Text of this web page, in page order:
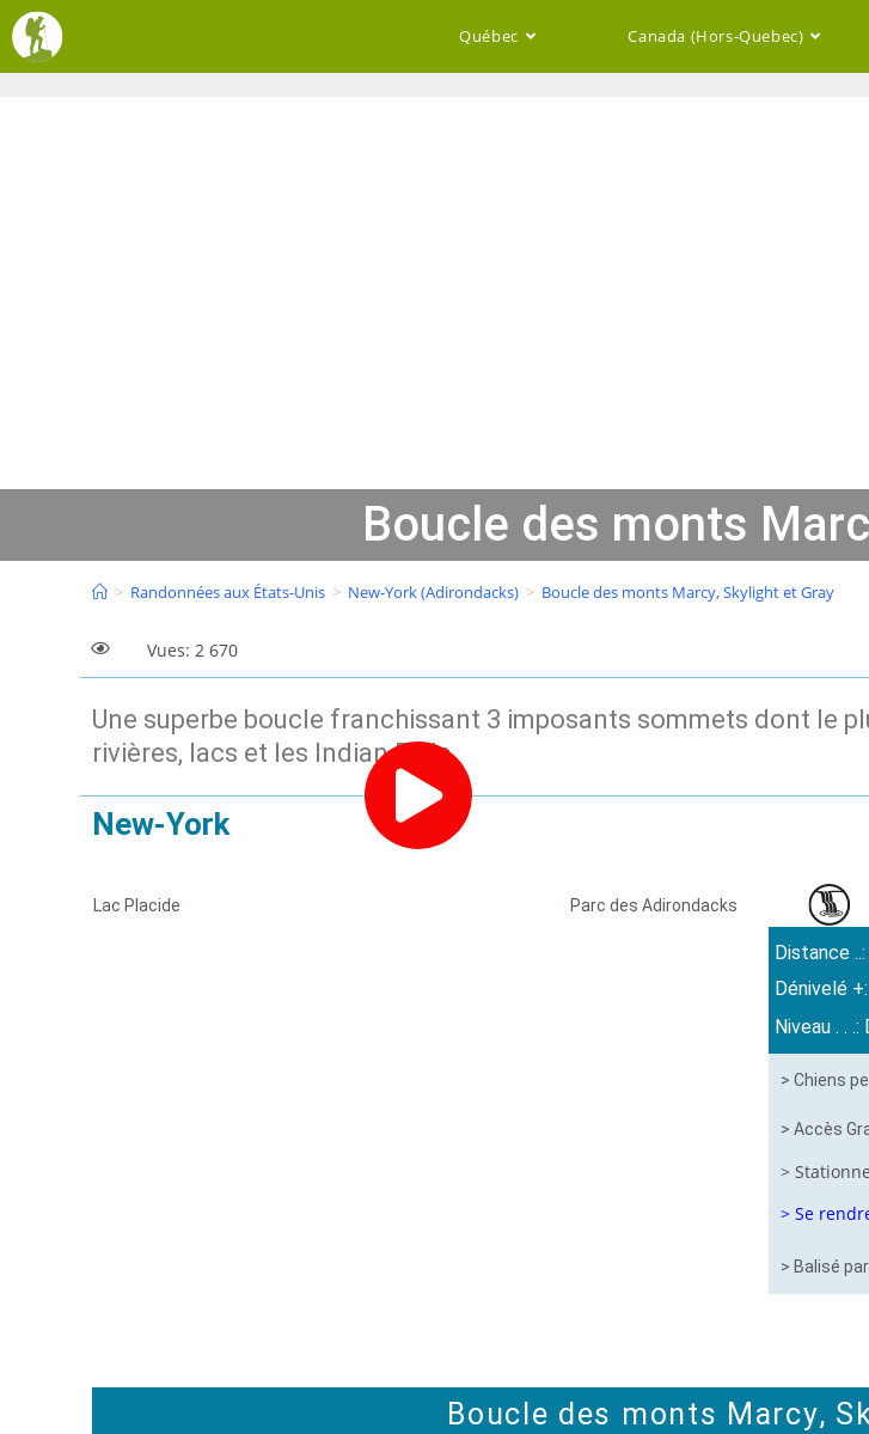
Québec Canada (Hors-Quebec)
Boucle des monts
> Randonnées aux États-Unis > New-York (Adirondacks) > Boucle des monts Marcy, Skylight et Gray
Vues: 2 670
Une superbe boucle franchissant 3 imposants sommets dont le
rivières, lacs et les Indian Falls.
New-York
Lac Placide Parc des Adirondacks
Distance
Dénivelé
Niveau . .
> Chiens
> Accès
>
> Se
> Balisé
Boucle des monts Marcy,